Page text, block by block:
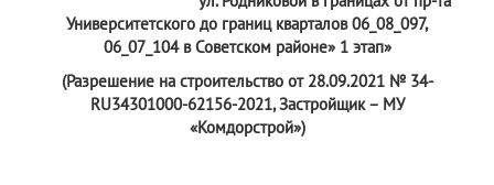
Университетского до границ кварталов 06_08_097,
06_07_104 в Советском районе» 1 этап»
(Разрешение на строительство от 28.09.2021 № 34-
RU34301000-62156-2021, Застройщик – МУ
«Комдорстрой»)